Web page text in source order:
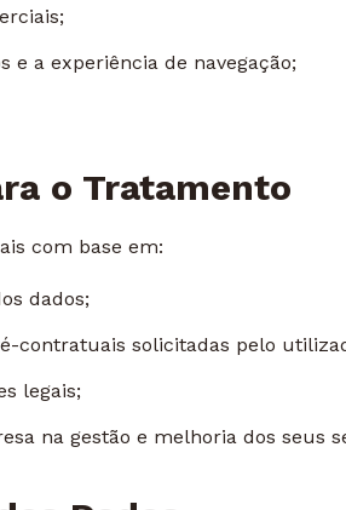
e a experiência de navegação;
o Tratamento
com base em:
dados;
contratuais solicitadas pelo
legais;
na gestão e melhoria dos seus